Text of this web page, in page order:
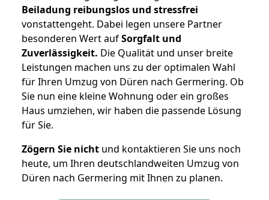
Beiladung reibungslos und stressfrei
vonstattengeht. Dabei legen unsere Partner
besonderen Wert aufSorgfalt und
Zuverlässigkeit. Die Qualität und unser breite
Leistungen machen uns zu der optimalen Wahl
für Ihren Umzug von Düren nach Germering. Ob
Sie nun eine kleine Wohnung oder ein großes
Haus umziehen, wir haben die passende Lösung
für Sie.
Zögern Sie nicht und kontaktieren Sie uns noch
heute, um Ihren deutschlandweiten Umzug von
Düren nach Germering mit Ihnen zu planen.